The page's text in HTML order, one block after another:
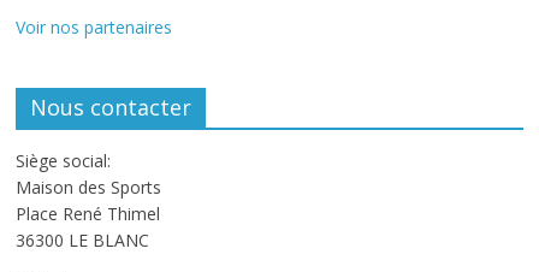
Voir nos partenaires
Nous contacter
Siège social:
Maison des Sports
Place René Thimel
36300 LE BLANC